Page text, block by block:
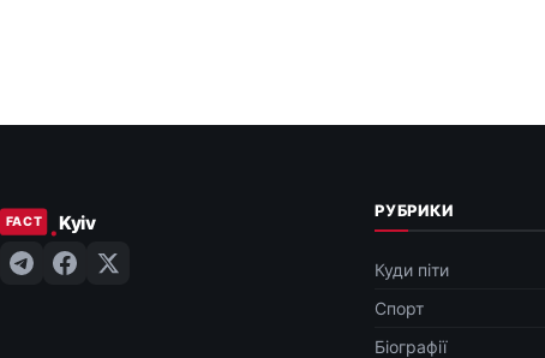
РУБРИКИ
Куди піти
Спорт
Біографії